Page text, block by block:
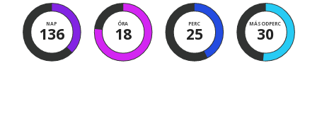
NAP
136
ÓRA
18
PERC
25
MÁSODPERC
30